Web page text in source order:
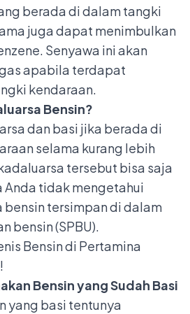
berada di dalam tangki
juga dapat menimbulkan
Senyawa ini akan
apabila terdapat
kendaraan.
Bensin?
dan basi jika berada di
selama kurang lebih
tersebut bisa saja
Anda tidak mengetahui
bensin tersimpan di dalam
bensin (SPBU).
Bensin di Pertamina
Bensin yang Sudah Basi
yang basi tentunya